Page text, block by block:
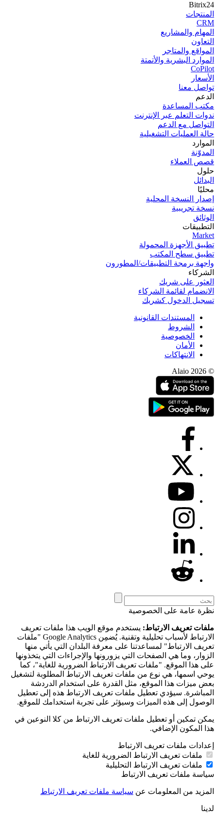
Bitrix24
المنتجات
CRM
المھام والمشاریع
التعاون
المواقع والمتاجر
الموارد البشرية والأتمتة
CoPilot
الأسعار
تواصل معنا
الدعم
مكتب المساعدة
ندوات التعلم عبر الإنترنت
التواصل مع الدعم
حالة العمليات التشغيلية
الموارد
المدوّنة
قصص العملاء
حلول
البدائل
محليًا
إصدار النسخة المحلية
نسخة تجریبیة
الوثائق
التطبيقات
Market
تطبيق الأجهزة المحمولة
تطبيق سطح المكتب
واجهة برمجة التطبيقات/المطورون
الشركاء
العثور على شريك
الانضمام لقائمة الشركاء
تسجيل الدخول كشريك
المستندات القانونية
الشروط
الخصوصية
الأمان
الانتهاكات
© 2026 Alaio
نظرة عامة على الخصوصية
ملفات تعريف الارتباط: يستخدم موقع الويب هذا ملفات تعريف
الارتباط لأسباب تحليلية وتقنية. يُضمِن Google Analytics "ملفات
تعريف الارتباط" لمساعدتنا على معرفة البلدان التي يأتي منها
الزوار، وما هي الصفحات التي يزورونها والإجراءات التي يتخذونها
على هذا الموقع. "ملفات تعريف الارتباط الضرورية للغاية"، كما
يوحي اسمها، هي نوع من ملفات تعريف الارتباط المطلوبة لتشغيل
بعض ميزات هذا الموقع، مثل القدرة على استخدام الدردشة
المباشرة. سيؤدي تعطيل ملفات تعريف الارتباط هذه إلى تعطيل
الوصول إلى هذه الميزات وسيؤثر على تجربة استخدامك للموقع.
يمكن تمكين أو تعطيل ملفات تعريف الارتباط من كلا النوعين في
هذا المكون الإضافي.
إعدادات ملفات تعريف الارتباط
ملفات تعريف الارتباط الضرورية للغاية
ملفات تعريف الارتباط التحليلية
سياسة ملفات تعريف الارتباط
المزيد من المعلومات عن سياسة ملفات تعريف الارتباط
لدينا